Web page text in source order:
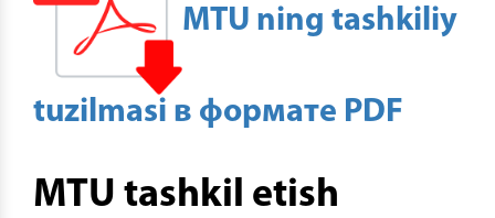
MTU ning tashkiliy
tuzilmasi в формате PDF
MTU tashkil etish